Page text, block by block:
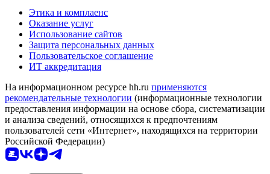
Этика и комплаенс
Оказание услуг
Использование сайтов
Защита персональных данных
Пользовательское соглашение
ИТ аккредитация
На информационном ресурсе hh.ru применяются
рекомендательные технологии (информационные технологии
предоставления информации на основе сбора, систематизации
и анализа сведений, относящихся к предпочтениям
пользователей сети «Интернет», находящихся на территории
Российской Федерации)